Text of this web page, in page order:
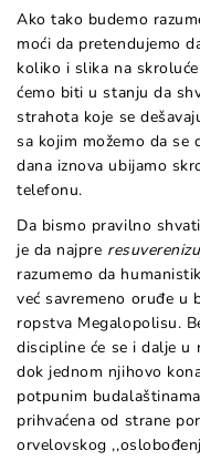
Ako tako budemo
moći da pretendujemo
koliko i slika na
ćemo biti u stanju da
strahota koje se
sa kojim možemo da se
dana iznova ubijamo
telefonu.
Da bismo pravilno
je da najpre
razumemo da
već savremeno oruđe u
ropstva Megalopolisu.
discipline će se i dalje u
dok jednom njihovo
potpunim
prihvaćena od strane
orvelovskog